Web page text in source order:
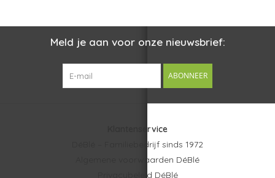
Meld je aan voor onze nieuwsbrief:
ABONNEER
Klantenservice
DéBlé – Familiebedrijf sinds 1972
Algemene voorwaarden DéBlé
Privacybeleid DéBlé